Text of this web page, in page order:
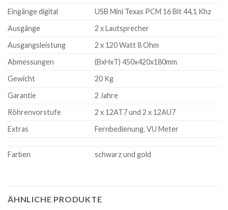
Eingänge digital
USB Mini Texas PCM 16 Bit 44,1 Khz
Ausgänge
2 x Lautsprecher
Ausgangsleistung
2 x 120 Watt 8 Ohm
Abmessungen
(BxHxT) 450x420x180mm
Gewicht
20 Kg
Garantie
2 Jahre
Röhrenvorstufe
2 x 12AT7 und 2 x 12AU7
Extras
Fernbedienung, VU Meter
Farben schwarz und gold
ÄHNLICHE PRODUKTE